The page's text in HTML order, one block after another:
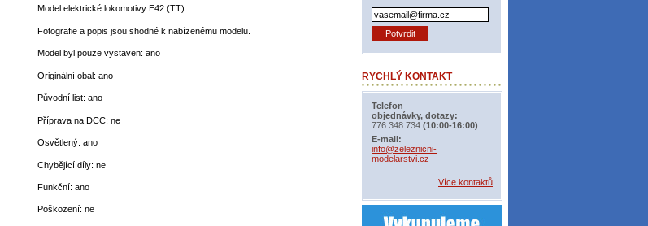
Model elektrické lokomotivy E42 (TT)
Fotografie a popis jsou shodné k nabízenému modelu.
Model byl pouze vystaven: ano
Originální obal: ano
Původní list: ano
Příprava na DCC: ne
Osvětlený: ano
Chybějící díly: ne
Funkční: ano
Poškození: ne
RYCHLÝ KONTAKT
Telefon
objednávky, dotazy:
776 348 734 (10:00-16:00)
E-mail:
info@zeleznicni-
modelarstvi.cz
Více kontaktů